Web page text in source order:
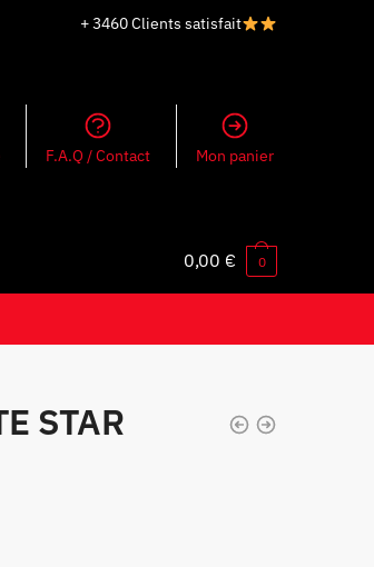
+ 3460 Clients satisfait
F.A.Q / Contact Mon panier
0,00 € 0
STAR